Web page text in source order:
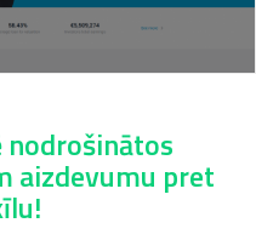
nodrošinātos
aizdevumu pret